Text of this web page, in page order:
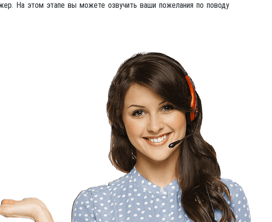
На этом этапе вы можете озвучить ваши пожелания по поводу